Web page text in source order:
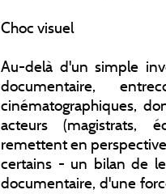
Choc visuel
Au-delà d'un simple
documentaire,
cinématographiques,
acteurs (magistrats,
remettent en
certains - un bilan de
documentaire, d'une